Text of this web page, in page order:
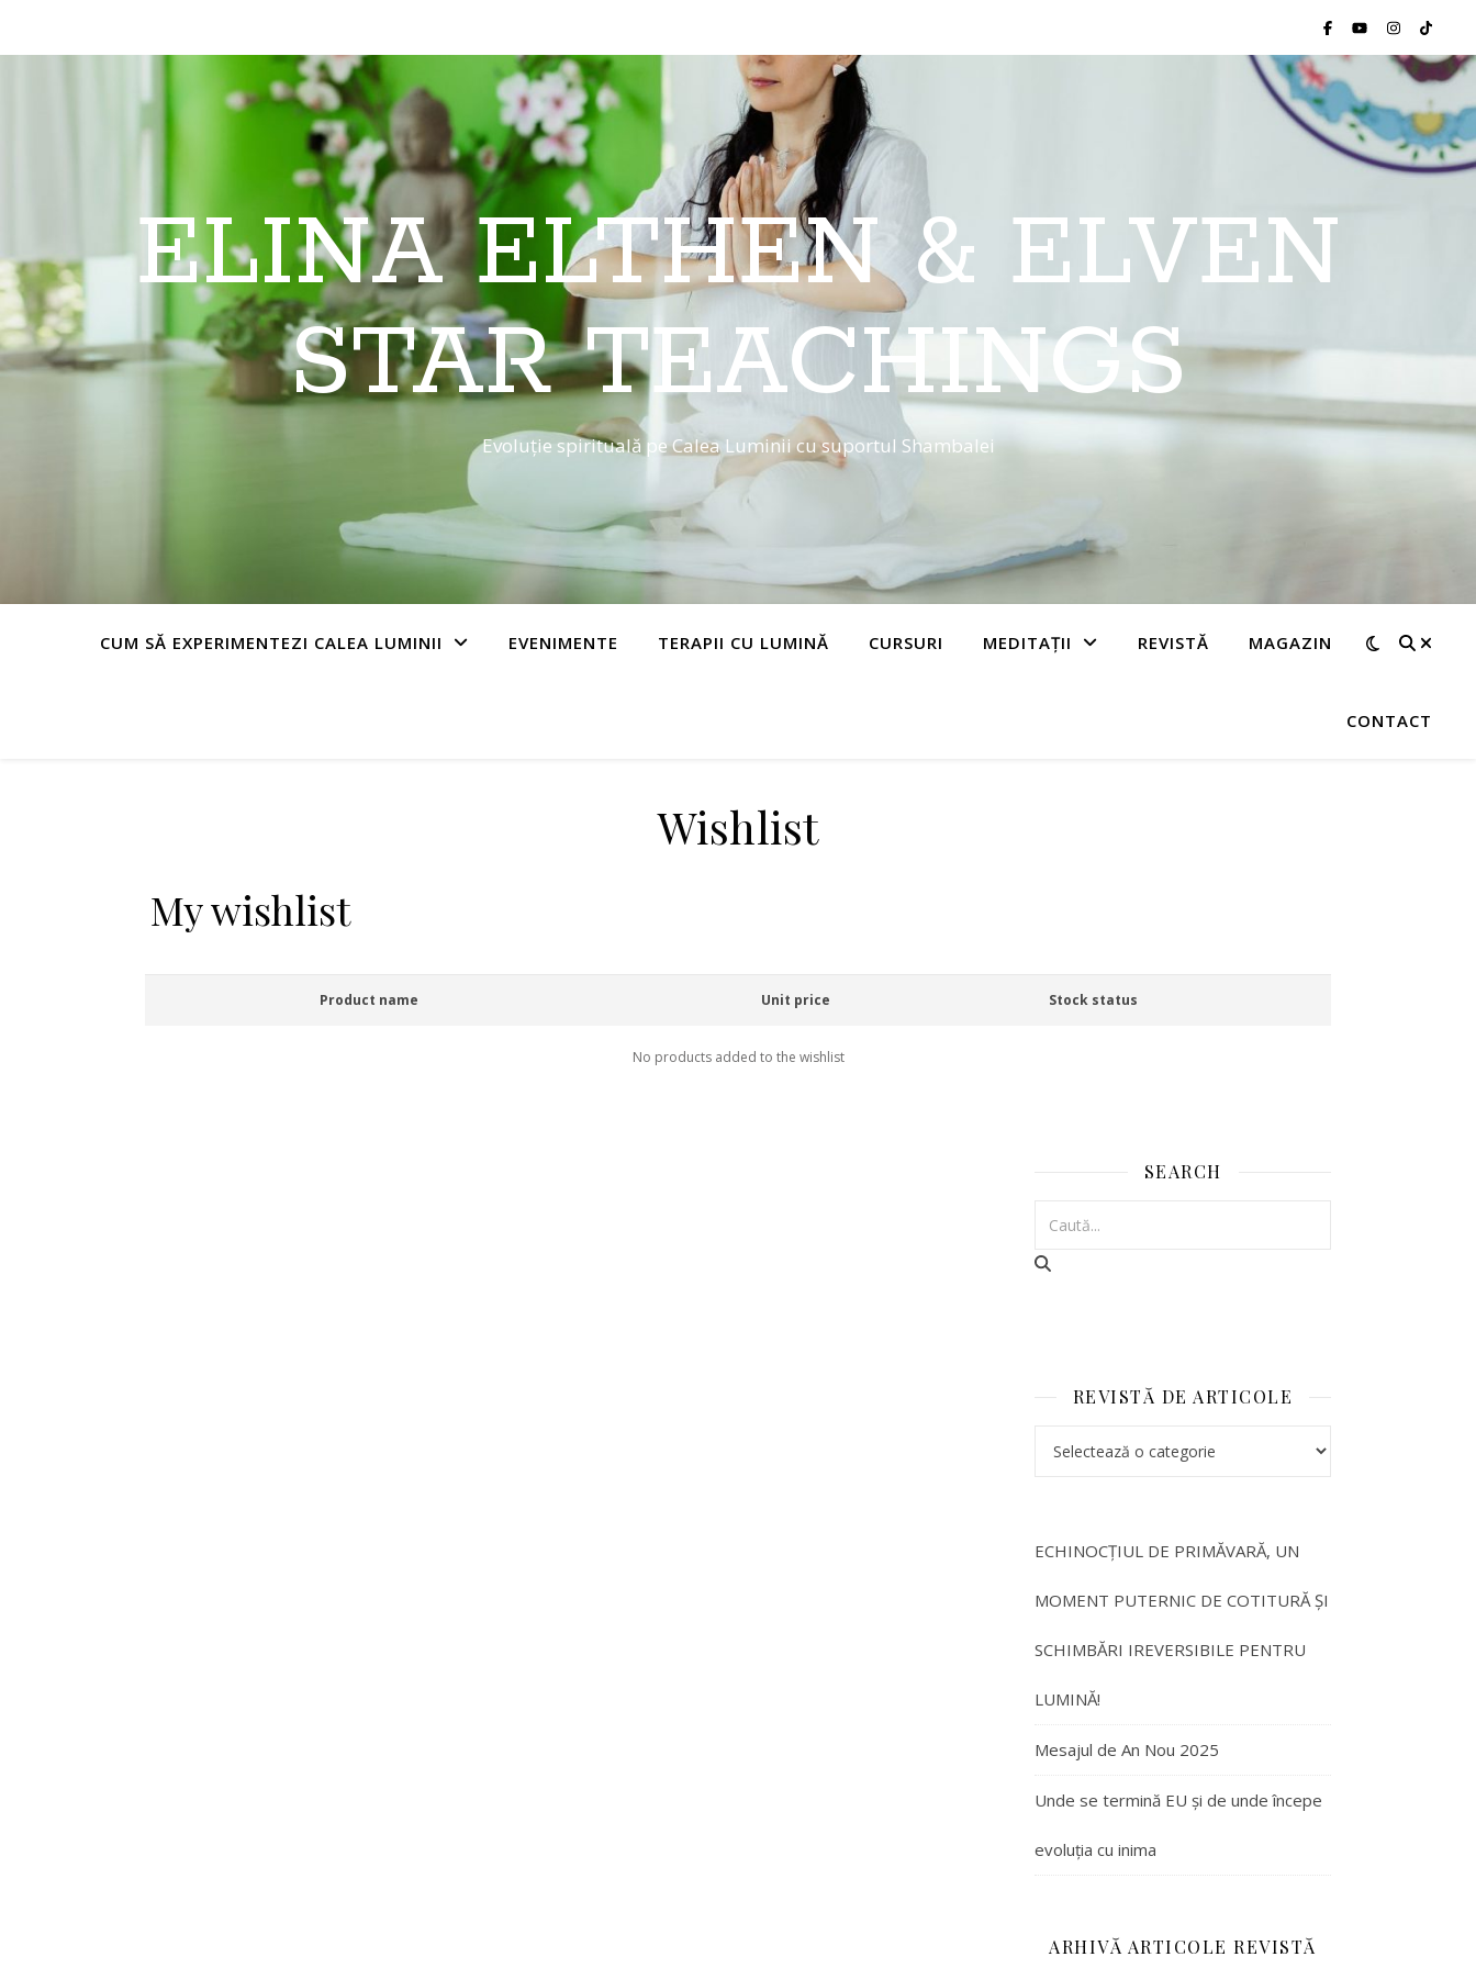
ELINA ELTHEN & ELVEN
STAR TEACHINGS
Evoluție spirituală pe Calea Luminii cu suportul Shambalei
CUM SĂ EXPERIMENTEZI CALEA LUMINII EVENIMENTE TERAPII CU LUMINĂ CURSURI MEDITAȚII REVISTĂ MAGAZIN
CONTACT
Wishlist
My wishlist
Product name Unit price Stock status
No products added to the wishlist
SEARCH
REVISTĂ DE ARTICOLE
ECHINOCȚIUL DE PRIMĂVARĂ, UN
MOMENT PUTERNIC DE COTITURĂ ȘI
SCHIMBĂRI IREVERSIBILE PENTRU
LUMINĂ!
Mesajul de An Nou 2025
Unde se termină EU și de unde începe
evoluția cu inima
ARHIVĂ ARTICOLE REVISTĂ